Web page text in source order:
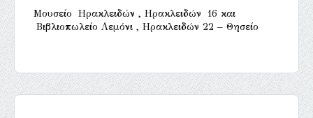
Μουσείο Ηρακλειδών , Ηρακλειδών
16 και
Βιβλιοπωλείο Λεμόνι , Ηρακλειδών 22 – Θησείο